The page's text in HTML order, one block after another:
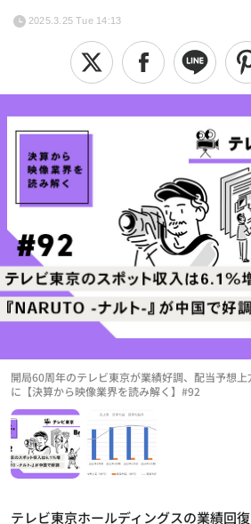
2025.3.25 Tue 14:13
開局60周年のテレビ東京が業績好調、配当予想
に【決算から映像業界を読み解く】#92
テレビ東京ホールディングスの業績回